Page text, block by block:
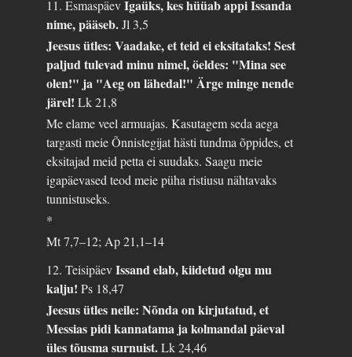
11. EsmaspäevIgaüks, kes hüüab appi Issanda
nime, pääseb.Jl 3,5
Jeesus ütles: Vaadake, et teid ei eksitataks! Sest
paljud tulevad minu nimel, öeldes: "Mina see
olen!" ja "Aeg on lähedal!" Ärge minge nende
järel!Lk 21,8
Me elame veel armuajas. Kasutagem seda aega
targasti meie Õnnistegijat hästi tundma õppides, et
eksitajad meid petta ei suudaks. Saagu meie
igapäevased teod meie püha ristiusu nähtavaks
tunnistuseks.
*
Mt 7,7–12; Ap 21,1–14
12. TeisipäevIssand elab, kiidetud olgu mu
kalju!Ps 18,47
Jeesus ütles neile: Nõnda on kirjutatud, et
Messias pidi kannatama ja kolmandal päeval
üles tõusma surnuist.Lk 24,46